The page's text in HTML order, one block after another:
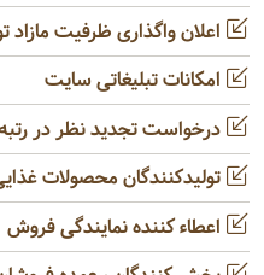
اعلان واگذاری ظرفیت مازاد
امکانات تبلیغاتی سایت
درخواست تجدید نظر در
تولیدکنندگان محصولات
اعطاء کننده نمایندگی فروش